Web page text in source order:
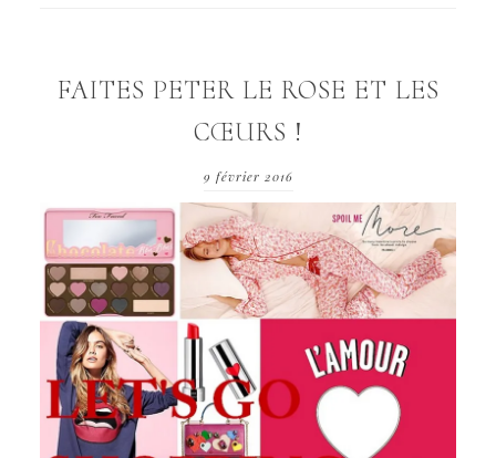
FAITES PETER LE ROSE ET LES
CŒURS !
9 février 2016